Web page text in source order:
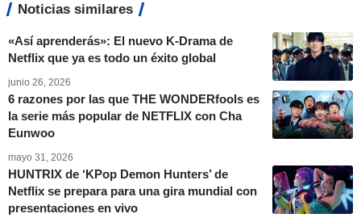
Noticias similares
«Así aprenderás»: El nuevo K-Drama de
Netflix que ya es todo un éxito global
junio 26, 2026
6 razones por las que THE WONDERfools es
la serie más popular de NETFLIX con Cha
Eunwoo
mayo 31, 2026
HUNTRIX de ‘KPop Demon Hunters’ de
Netflix se prepara para una gira mundial con
presentaciones en vivo